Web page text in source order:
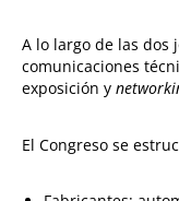
A lo largo de las dos
comunicaciones
exposición y
El Congreso se